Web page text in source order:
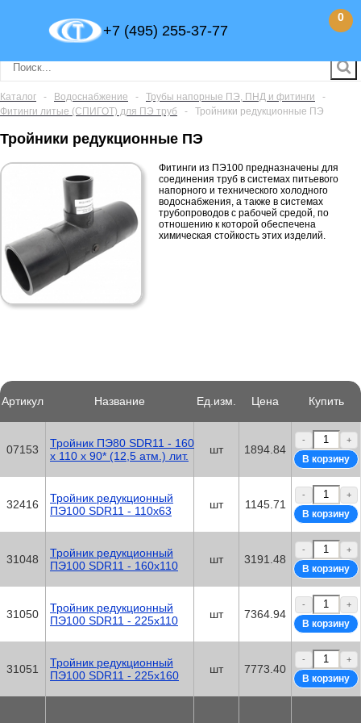
+7 (495) 255-37-77
0
Каталог - Водоснабжение - Трубы напорные ПЭ, ПНД и фитинги
-
Фитинги литые (СПИГОТ) для ПЭ труб
- Тройники редукционные ПЭ
Тройники редукционные ПЭ
Фитинги из ПЭ100 предназначены для
соединения труб в системах питьевого
напорного и технического холодного
водоснабжения, а также в системах
трубопроводов с рабочей средой, по
отношению к которой обеспечена
химическая стойкость этих изделий.
Артикул Название Ед.изм. Цена Купить
07153
Тройник ПЭ80 SDR11 - 160
х 110 х 90* (12,5 атм.) лит.
шт 1894.84
- +
32416
Тройник редукционный
ПЭ100 SDR11 - 110х63
шт 1145.71
- +
31048
Тройник редукционный
ПЭ100 SDR11 - 160х110
шт 3191.48
- +
31050
Тройник редукционный
ПЭ100 SDR11 - 225х110
шт 7364.94
- +
31051
Тройник редукционный
ПЭ100 SDR11 - 225х160
шт 7773.40
- +